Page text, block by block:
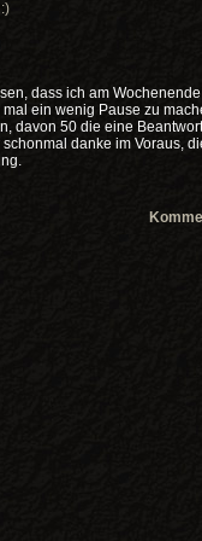
dass ich am
ein wenig Pause zu
davon 50 die eine
danke im Voraus,